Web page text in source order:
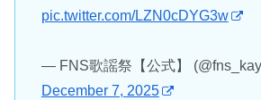
pic.twitter.com/LZN0cDYG3w
— FNS歌謡祭【公式】
December 7, 2025